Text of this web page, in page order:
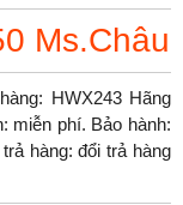
Ms.Châu
HWX243 Hãng
miễn phí. Bảo hành:
hàng: đổi trả hàng